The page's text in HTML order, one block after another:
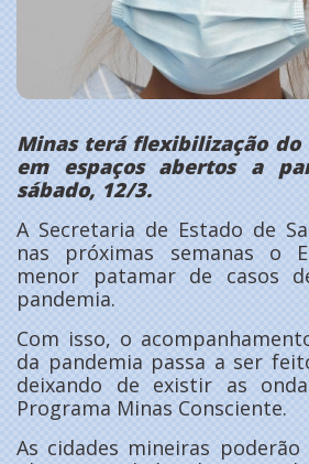
Minas terá flexibilização do
em espaços abertos a
sábado, 12/3.
A Secretaria de Estado de
nas próximas semanas o
menor patamar de casos
pandemia.
Com isso, o
da pandemia passa a ser
deixando de existir as
Programa Minas Consciente.
As cidades mineiras